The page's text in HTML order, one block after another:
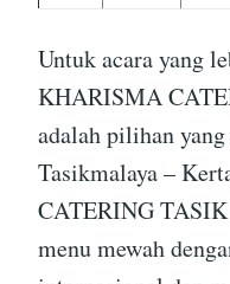
Untuk acara yang
KHARISMA
adalah pilihan
Tasikmalaya –
CATERING
menu mewah